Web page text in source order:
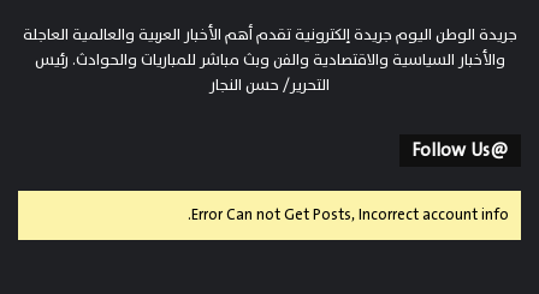
جريدة الوطن اليوم جريدة إلكترونية تقدم أهم الأخبار العربية والعالمية العاجلة
والأخبار السياسية والاقتصادية والفن وبث مباشر للمباريات والحوادث. رئيس
التحرير/ حسن النجار
@Follow Us
Error Can not Get Posts, Incorrect account info.